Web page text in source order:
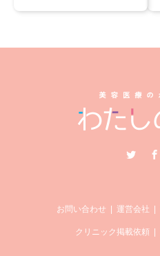
Instagram
お問い合わせ 運営会社
クリニック掲載依頼